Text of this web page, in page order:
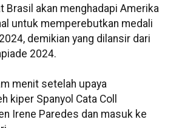
Brasil akan menghadapi Amerika
untuk memperebutkan medali
demikian yang dilansir dari
2024.
menit setelah upaya
kiper Spanyol Cata Coll
Irene Paredes dan masuk ke